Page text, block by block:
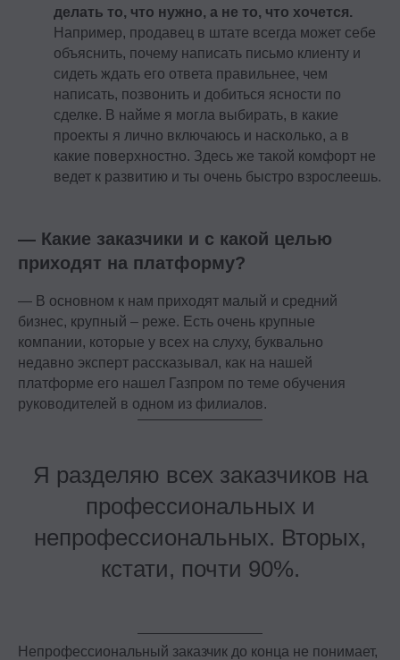
делать то, что нужно, а не то, что хочется.
Например, продавец в штате всегда может себе
объяснить, почему написать письмо клиенту и
сидеть ждать его ответа правильнее, чем
написать, позвонить и добиться ясности по
сделке. В найме я могла выбирать, в какие
проекты я лично включаюсь и насколько, а в
какие поверхностно. Здесь же такой комфорт не
ведет к развитию и ты очень быстро взрослеешь.
— Какие заказчики и с какой целью
приходят на платформу?
— В основном к нам приходят малый и средний
бизнес, крупный – реже. Есть очень крупные
компании, которые у всех на слуху, буквально
недавно эксперт рассказывал, как на нашей
платформе его нашел Газпром по теме обучения
руководителей в одном из филиалов.
Я разделяю всех заказчиков на
профессиональных и
непрофессиональных. Вторых,
кстати, почти 90%.
Непрофессиональный заказчик до конца не понимает,